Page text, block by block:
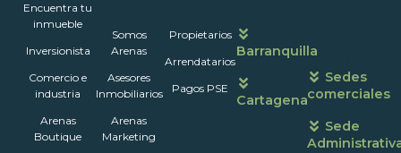
Encuentra tu
inmueble
Inversionista
Comercio e
industria
Arenas
Boutique
Somos
Arenas
Asesores
Inmobiliarios
Arenas
Marketing
Propietarios
Arrendatarios
Pagos PSE
Barranquilla
Cartagena
atención
Sedes
comerciales
Sede